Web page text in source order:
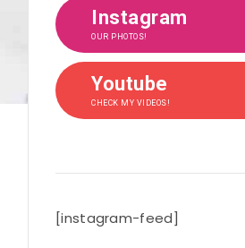
Instagram
OUR PHOTOS!
Youtube
CHECK MY VIDEOS!
[instagram-feed]